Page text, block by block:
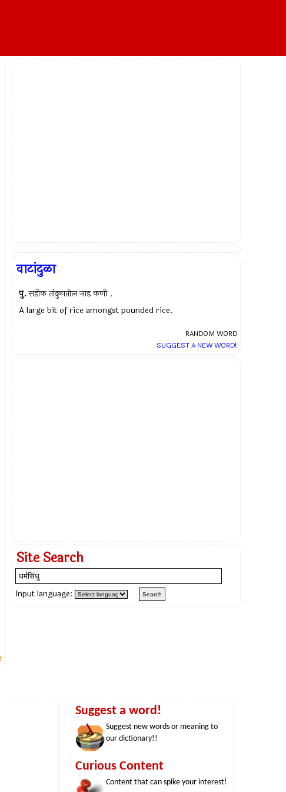
वाटांदुळा
पु.सडीक तांदुळातील जाड कणी .
A large bit of rice amongst pounded rice.
RANDOM WORD
SUGGEST A NEW WORD!
Site Search
Input language:
Suggest a word!
Suggest new words or meaning to
our dictionary!!
Curious Content
Content that can spike your interest!